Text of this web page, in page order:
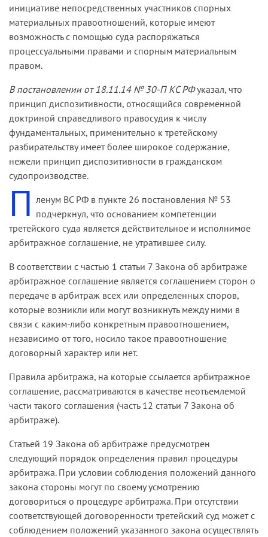
инициативе непосредственных участников спорных
материальных правоотношений, которые имеют
возможность с помощью суда распоряжаться
процессуальными правами и спорным материальным
правом.
В постановлении от 18.11.14 № 30-П КС РФуказал, что
принцип диспозитивности, относящийся современной
доктриной справедливого правосудия к числу
фундаментальных, применительно к третейскому
разбирательству имеет более широкое содержание,
нежели принцип диспозитивности в гражданском
судопроизводстве.
П ленум ВС РФ в пункте 26 постановления № 53
подчеркнул, что основанием компетенции
третейского суда является действительное и исполнимое
арбитражное соглашение, не утратившее силу.
В соответствии с частью 1 статьи 7 Закона об арбитраже
арбитражное соглашение является соглашением сторон о
передаче в арбитраж всех или определенных споров,
которые возникли или могут возникнуть между ними в
связи с каким-либо конкретным правоотношением,
независимо от того, носило такое правоотношение
договорный характер или нет.
Правила арбитража, на которые ссылается арбитражное
соглашение, рассматриваются в качестве неотъемлемой
части такого соглашения (часть 12 статьи 7 Закона об
арбитраже).
Статьей 19 Закона об арбитраже предусмотрен
следующий порядок определения правил процедуры
арбитража. При условии соблюдения положений данного
закона стороны могут по своему усмотрению
договориться о процедуре арбитража. При отсутствии
соответствующей договоренности третейский суд может с
соблюдением положений указанного закона осуществлять